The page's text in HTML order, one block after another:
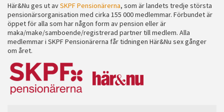
Här&Nu ges ut avSKPF Pensionärerna, som är landets tredje största
pensionärsorganisation med cirka 155 000 medlemmar. Förbundet är
öppet för alla som har någon form av pension eller är
maka/make/samboende/registrerad partner till medlem. Alla
medlemmar i SKPF Pensionärerna får tidningen Här&Nu sex gånger
om året.